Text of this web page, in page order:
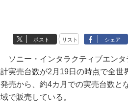
ポスト リスト シェア
ソニー・インタラクティブエン
計実売台数が2月19日の時点で全世
発売から、約4カ月での実売台数と
域で販売している。